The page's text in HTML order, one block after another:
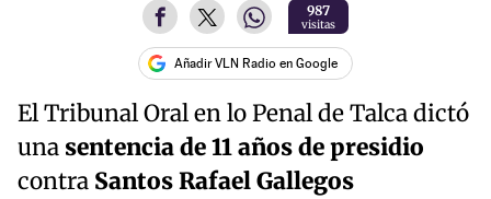
987
visitas
Añadir VLN Radio en Google
El Tribunal Oral en lo Penal de Talca dictó
una sentencia de 11 años de presidio
contra Santos Rafael Gallegos